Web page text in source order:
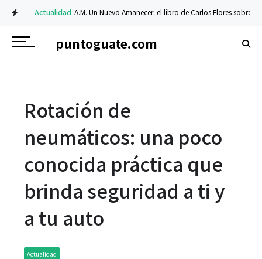
Actualidad A.M. Un Nuevo Amanecer: el libro de Carlos Flores sobre fe y
puntoguate.com
Rotación de
neumáticos: una poco
conocida práctica que
brinda seguridad a ti y
a tu auto
Actualidad